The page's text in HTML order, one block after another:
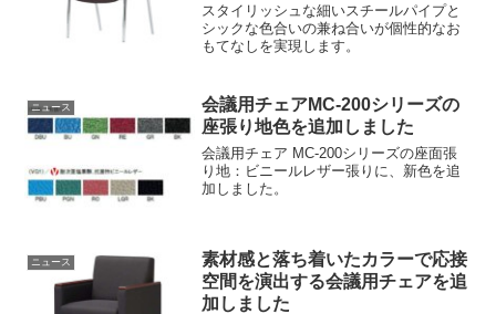
スタイリッシュな細いスチールパイプと
シックな色合いの兼ね合いが個性的なお
もてなしを実現します。
ニュース
会議用チェアMC-200シリーズの
座張り地色を追加しました
会議用チェア MC-200シリーズの座面張
り地：ビニールレザー張りに、新色を追
加しました。
ニュース
素材感と落ち着いたカラーで応接
空間を演出する会議用チェアを追
加しました